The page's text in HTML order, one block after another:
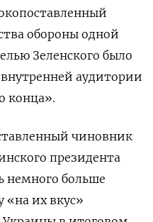
обороны одной
Зеленского было
аудитории
конца».
чиновник
президента
немного больше
«на их вкус»